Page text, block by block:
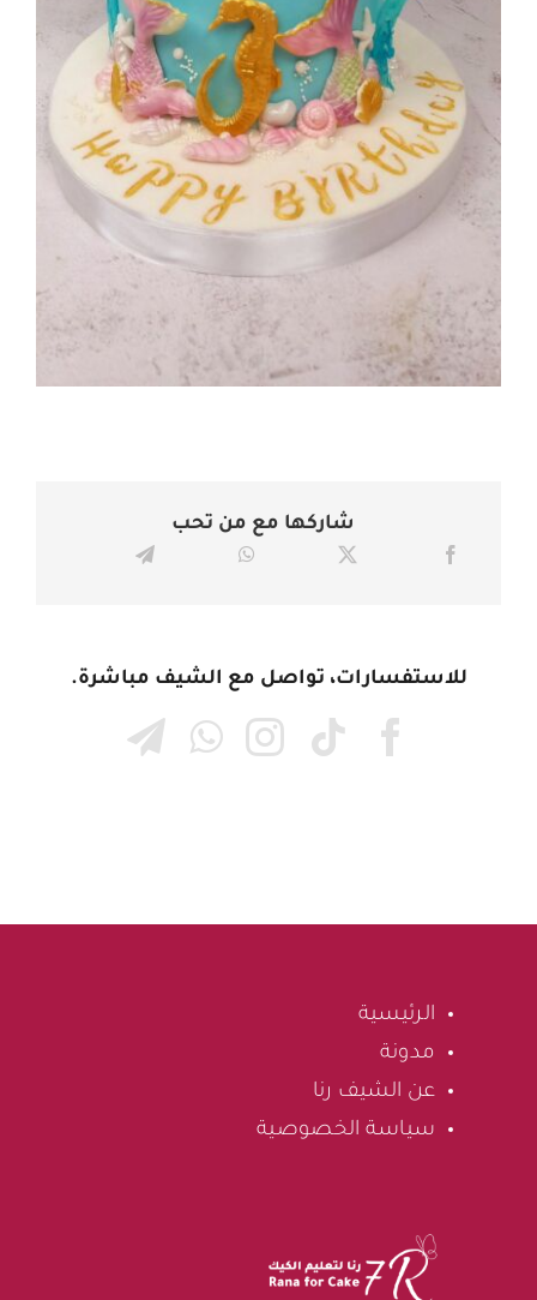
شاركها مع من تحب
للاستفسارات، تواصل مع الشيف مباشرة.
الرئيسية
مدونة
عن الشيف رنا
سياسة الخصوصية